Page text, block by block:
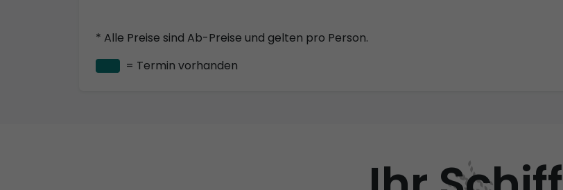
* Alle Preise sind Ab-Preise und gelten pro Person.
= Termin vorhanden